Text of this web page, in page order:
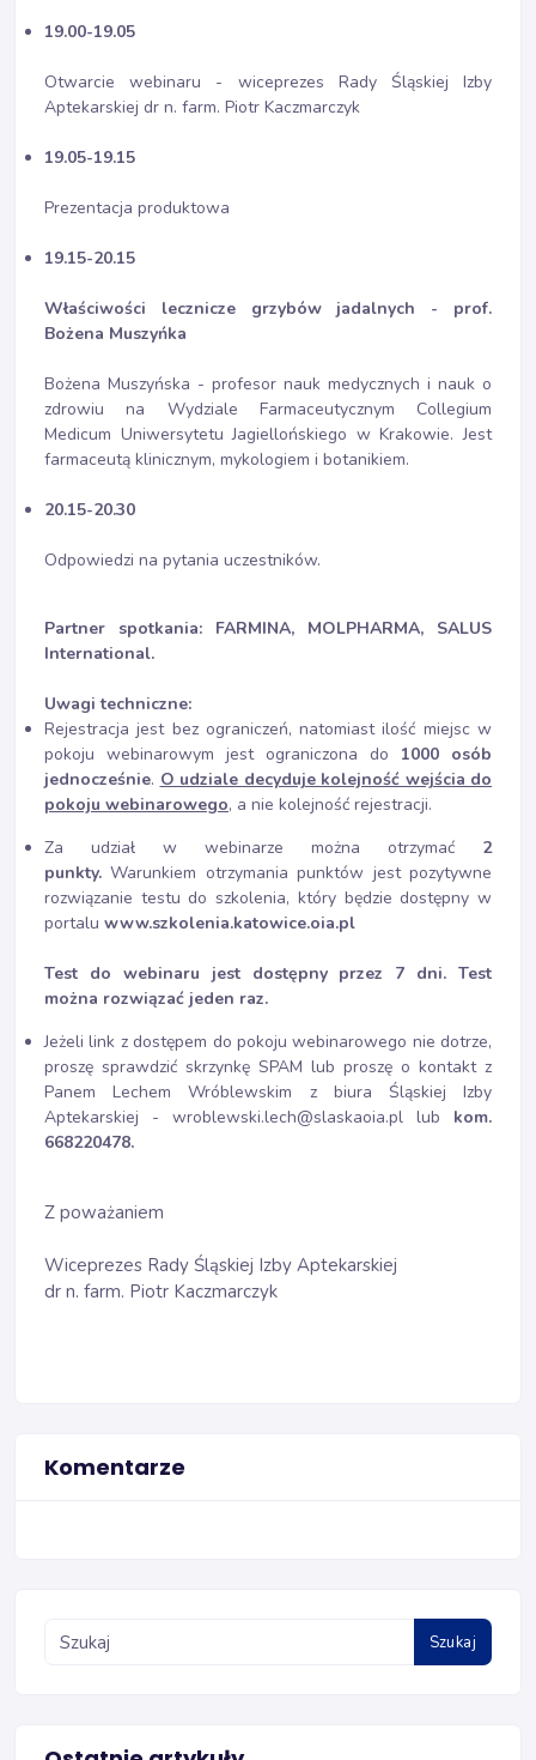
19.00-19.05
Otwarcie webinaru - wiceprezes Rady Śląskiej Izby
Aptekarskiej dr n. farm. Piotr Kaczmarczyk
19.05-19.15
Prezentacja produktowa
19.15-20.15
Właściwości lecznicze grzybów jadalnych - prof.
Bożena Muszyńka
Bożena Muszyńska - profesor nauk medycznych i nauk o
zdrowiu na Wydziale Farmaceutycznym Collegium
Medicum Uniwersytetu Jagiellońskiego w Krakowie. Jest
farmaceutą klinicznym, mykologiem i botanikiem.
20.15-20.30
Odpowiedzi na pytania uczestników.
Partner spotkania: FARMINA, MOLPHARMA, SALUS
International.
Uwagi techniczne:
Rejestracja jest bez ograniczeń, natomiast ilość miejsc w
pokoju webinarowym jest ograniczona do 1000 osób
jednocześnie. O udziale decyduje kolejność wejścia do
pokoju webinarowego, a nie kolejność rejestracji.
Za udział w webinarze można otrzymać 2
punkty. Warunkiem otrzymania punktów jest pozytywne
rozwiązanie testu do szkolenia, który będzie dostępny w
portalu www.szkolenia.katowice.oia.pl
Test do webinaru jest dostępny przez 7 dni. Test
można rozwiązać jeden raz.
Jeżeli link z dostępem do pokoju webinarowego nie dotrze,
proszę sprawdzić skrzynkę SPAM lub proszę o kontakt z
Panem Lechem Wróblewskim z biura Śląskiej Izby
Aptekarskiej - wroblewski.lech@slaskaoia.pl lub kom.
668220478.
Z poważaniem
Wiceprezes Rady Śląskiej Izby Aptekarskiej
dr n. farm. Piotr Kaczmarczyk
Komentarze
Szukaj